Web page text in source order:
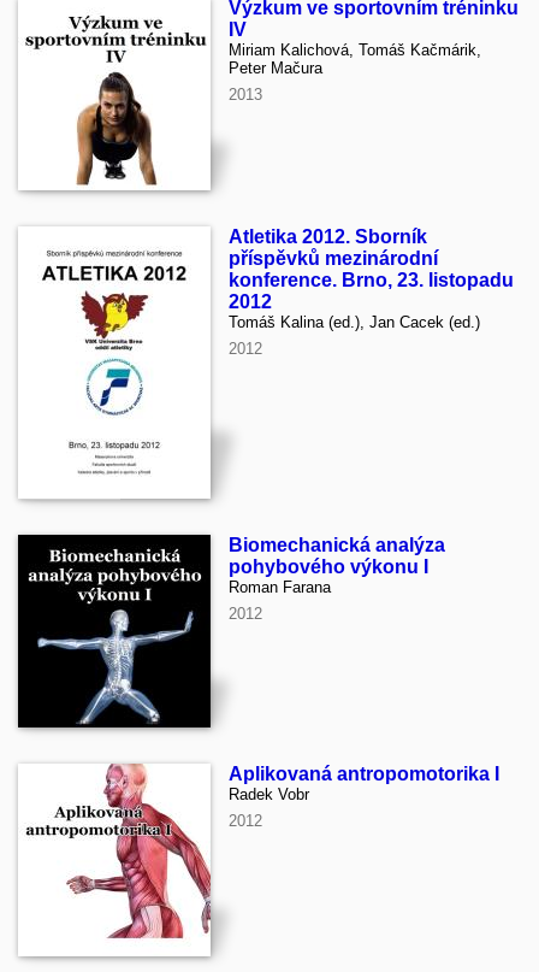
Výzkum ve sportovním tréninku
IV
Miriam Kalichová, Tomáš Kačmárik,
Peter Mačura
2013
Atletika 2012. Sborník
příspěvků mezinárodní
konference. Brno, 23. listopadu
2012
Tomáš Kalina (ed.), Jan Cacek (ed.)
2012
Biomechanická analýza
pohybového výkonu I
Roman Farana
2012
Aplikovaná antropomotorika I
Radek Vobr
2012